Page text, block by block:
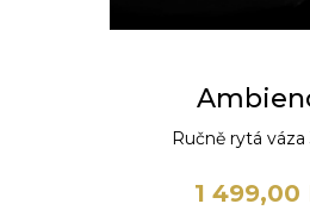
Ručně rytá
1 499,00